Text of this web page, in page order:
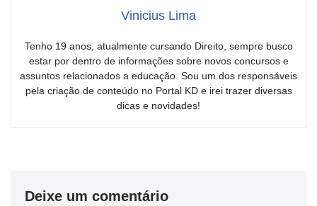
Vinicius Lima
Tenho 19 anos, atualmente cursando Direito, sempre busco
estar por dentro de informações sobre novos concursos e
assuntos relacionados a educação. Sou um dos responsáveis
pela criação de conteúdo no Portal KD e irei trazer diversas
dicas e novidades!
Deixe um comentário